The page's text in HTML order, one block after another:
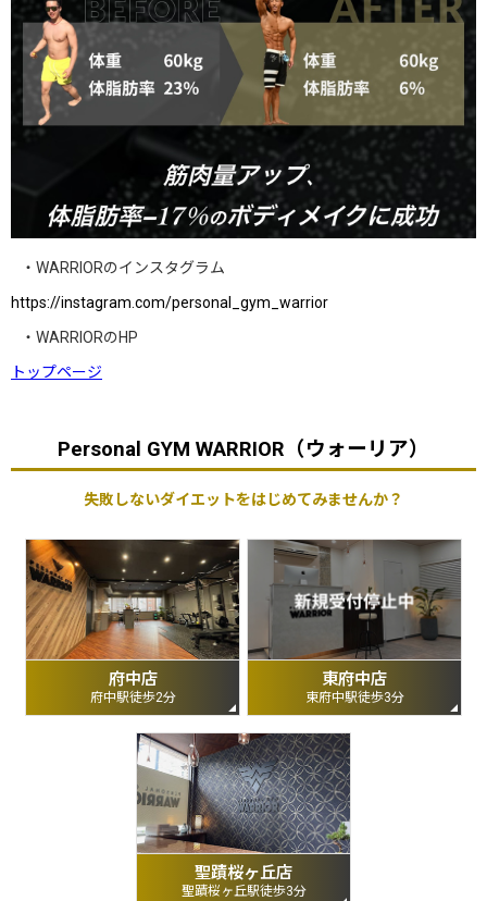
・WARRIORのインスタグラム
https://instagram.com/personal_gym_warrior
・WARRIORのHP
トップページ
Personal GYM WARRIOR（ウォーリア）
失敗しないダイエットをはじめてみませんか？
府中店
府中駅徒歩2分
東府中店
東府中駅徒歩3分
聖蹟桜ヶ丘店
聖蹟桜ヶ丘駅徒歩3分